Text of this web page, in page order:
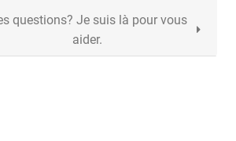
questions? Je suis là pour vous
aider.